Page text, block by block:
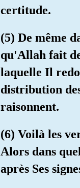
certitude.
(5) De même
qu'Allah fait
laquelle Il
distribution
raisonnent.
(6) Voilà les
Alors dans
après Ses